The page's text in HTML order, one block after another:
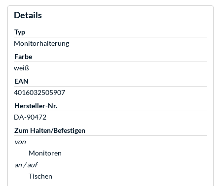
Details
Typ
Monitorhalterung
Farbe
weiß
EAN
4016032505907
Hersteller-Nr.
DA-90472
Zum Halten/Befestigen
von
Monitoren
an / auf
Tischen